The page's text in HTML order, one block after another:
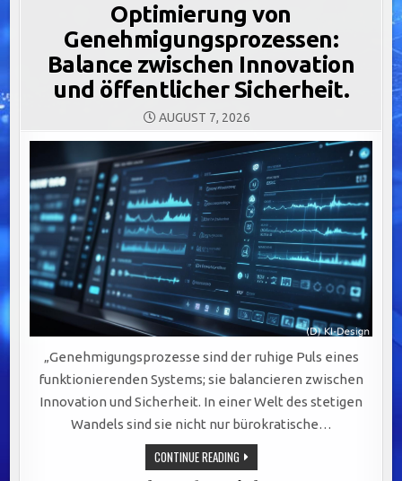
Optimierung von
Genehmigungsprozessen:
Balance zwischen Innovation
und öffentlicher Sicherheit.
AUGUST 7, 2026
„Genehmigungsprozesse sind der ruhige Puls eines
funktionierenden Systems; sie balancieren zwischen
Innovation und Sicherheit. In einer Welt des stetigen
Wandels sind sie nicht nur bürokratische…
CONTINUE READINGOPTIMIERUNG
VON